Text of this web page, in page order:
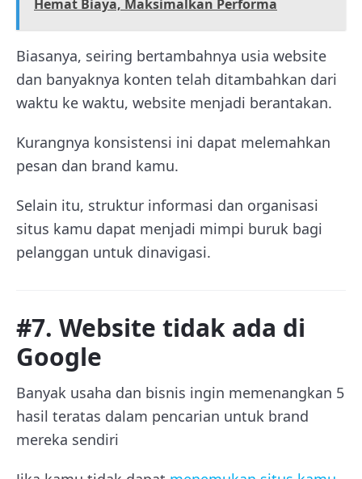
Hemat Biaya, Maksimalkan Performa
Biasanya, seiring bertambahnya usia website
dan banyaknya konten telah ditambahkan dari
waktu ke waktu, website menjadi berantakan.
Kurangnya konsistensi ini dapat melemahkan
pesan dan brand kamu.
Selain itu, struktur informasi dan organisasi
situs kamu dapat menjadi mimpi buruk bagi
pelanggan untuk dinavigasi.
#7. Website tidak ada di
Google
Banyak usaha dan bisnis ingin memenangkan 5
hasil teratas dalam pencarian untuk brand
mereka sendiri